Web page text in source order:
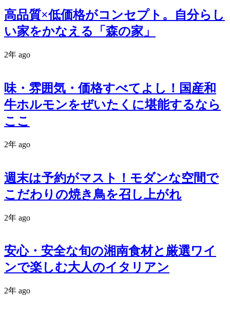
高品質×低価格がコンセプト。自分らし
い家をかなえる「森の家」
2年 ago
味・雰囲気・価格すべてよし！国産和
牛ホルモンをぜいたくに堪能するなら
ここ
2年 ago
週末は予約がマスト！モダンな空間で
こだわりの焼き鳥を召し上がれ
2年 ago
安心・安全な旬の湘南食材と厳選ワイ
ンで楽しむ大人のイタリアン
2年 ago